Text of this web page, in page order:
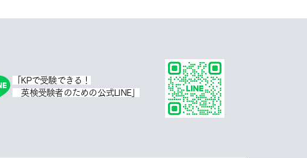
「KPで受験できる！
英検受験者のための公式LINE」